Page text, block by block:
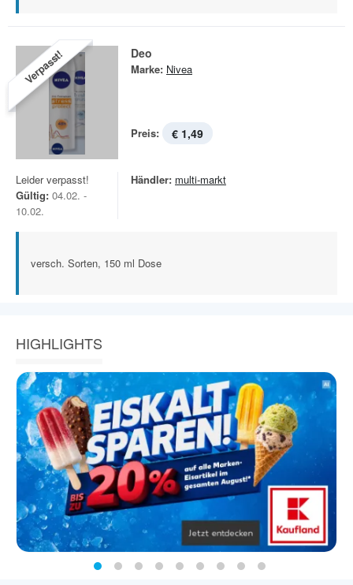
Verpasst! Deo
Marke: Nivea
Preis: € 1,49
Leider verpasst!
Gültig: 04.02. -
10.02.
Händler: multi-markt
versch. Sorten, 150 ml Dose
HIGHLIGHTS